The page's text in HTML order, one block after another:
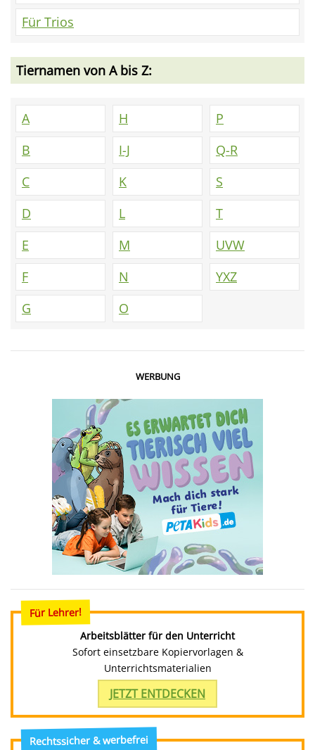
Für Trios
Tiernamen von A bis Z:
A
B
C
D
E
F
G
H
I-J
K
L
M
N
O
P
Q-R
S
T
UVW
YXZ
WERBUNG
Für Lehrer!
Arbeitsblätter für den Unterricht
Sofort einsetzbare Kopiervorlagen &
Unterrichtsmaterialien
JETZT ENTDECKEN
Rechtssicher & werbefrei